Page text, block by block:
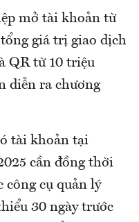
mở tài khoản từ
giá trị giao dịch
QR từ 10 triệu
diễn ra chương
tài khoản tại
cần đồng thời
công cụ quản lý
30 ngày trước